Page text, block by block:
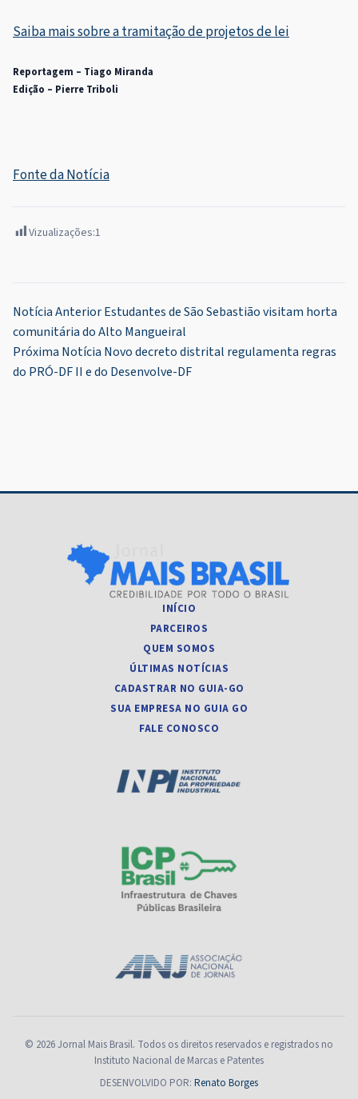
Saiba mais sobre a tramitação de projetos de lei
Reportagem – Tiago Miranda
Edição – Pierre Triboli
Fonte da Notícia
Vizualizações:1
Navegação
de
Post
Notícia AnteriorEstudantes de São Sebastião visitam horta
comunitária do Alto Mangueiral
Próxima Notícia Novo decreto distrital regulamenta regras
do PRÓ-DF II e do Desenvolve-DF
INÍCIO
PARCEIROS
QUEM SOMOS
ÚLTIMAS NOTÍCIAS
CADASTRAR NO GUIA-GO
SUA EMPRESA NO GUIA GO
FALE CONOSCO
© 2026 Jornal Mais Brasil. Todos os direitos reservados e registrados no
Instituto Nacional de Marcas e Patentes
DESENVOLVIDO POR: Renato Borges